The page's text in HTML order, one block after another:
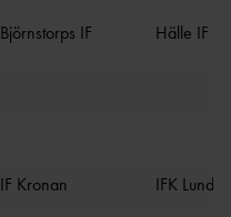
Björnstorps IF Hälle IF
IF Kronan
IFK Lund